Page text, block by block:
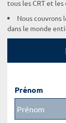
tous les CRT et
Nous couvrons
dans le monde
Prénom